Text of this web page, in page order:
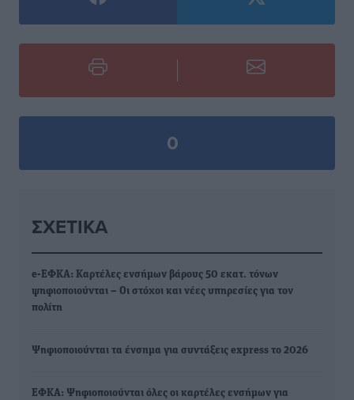
0
ΣΧΕΤΙΚΆ
e-ΕΦΚΑ: Καρτέλες ενσήμων βάρους 50 εκατ. τόνων
ψηφιοποιούνται – Οι στόχοι και νέες υπηρεσίες για τον
πολίτη
Ψηφιοποιούνται τα ένσημα για συντάξεις express το 2026
ΕΦΚΑ: Ψηφιοποιούνται όλες οι καρτέλες ενσήμων για